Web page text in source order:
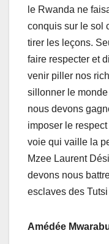
le Rwanda ne
conquis sur le sol
tirer les leçons.
faire respecter et
venir piller nos
sillonner le
nous devons
imposer le
voie qui vaille la
Mzee Laurent
devons nous
esclaves des
Amédée